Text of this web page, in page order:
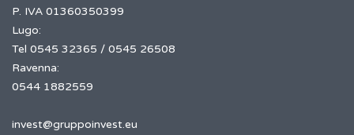
P. IVA 01360350399
Lugo:
Tel 0545 32365 / 0545 26508
Ravenna:
0544 1882559
invest@gruppoinvest.eu